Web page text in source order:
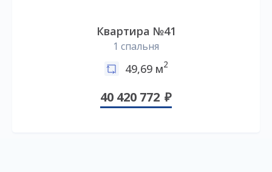
Квартира №41
1 спальня
49,69 м2
40 420 772